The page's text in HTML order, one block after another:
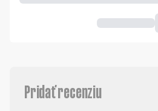
Pridať recenziu